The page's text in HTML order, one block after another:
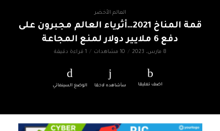
العالم الأخضر
قمة المناخ 2021…أثرياء العالم مجبرون على
دفع 6 ملايير دولار لمنع المجاعة
8 مارس، 2023 10 مشاهدات 1 قراءة دقيقة
اضف تعليقا سأشاهده لاحقا الوضع السينمائي